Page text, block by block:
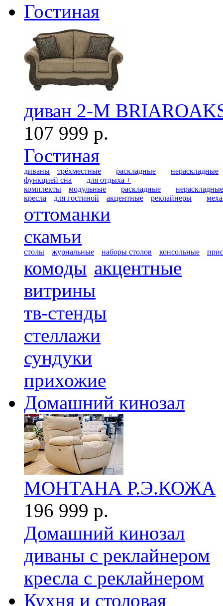
Гостиная
диван 2-М
107 999 р.
Гостиная
диваны трёхместные раскладные
нераскладные
функцией сна
для отдыха +
комплекты
модульные раскладные
нераскладные
кресла
для гостиной акцентные реклайнеры
оттоманки
скамьи
столы журнальные наборы столов консольные
комоды акцентные
витрины
тв-стенды
стеллажи
сундуки
прихожие
Домашний кинозал
МОНТАНА Р.Э.КОЖА
196 999 р.
Домашний кинозал
диваны с реклайнером
кресла с реклайнером
Кухня и столовая